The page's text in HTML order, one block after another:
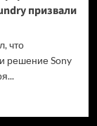
призвали
что
решение Sony